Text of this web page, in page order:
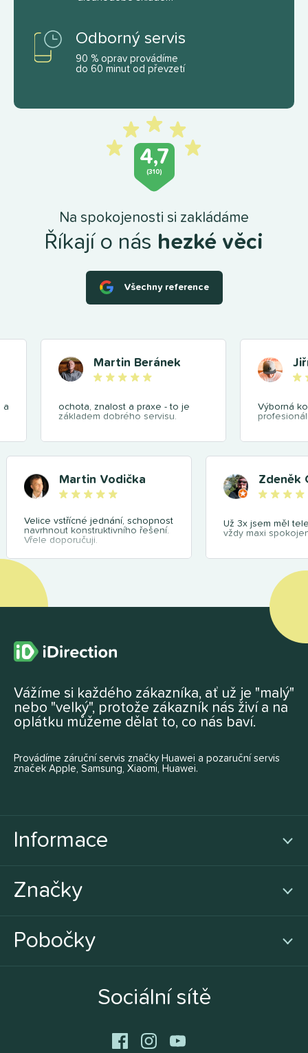
Odborný servis
90 % oprav provádíme
do 60 minut od převzetí
a
Martin Beránek
ochota, znalost a praxe - to je
základem dobrého servisu.
Výborná
Martin Vodička
Velice vstřícné jednání, schopnost
navrhnout konstruktivního řešení.
Vřele doporučuji.
Zdeněk
Už 3x jsem měl
vždy maxi
4,7
(310)
Na spokojenosti si zakládáme
Říkají o nás hezké věci
Všechny reference
Vážíme si každého zákazníka, ať už je "malý"
nebo "velký", protože zákazník nás živí a na
oplátku můžeme dělat to, co nás baví.
Provádíme záruční servis značky Huawei a pozaruční servis
značek Apple, Samsung, Xiaomi, Huawei.
Informace
Značky
Pobočky
Sociální sítě